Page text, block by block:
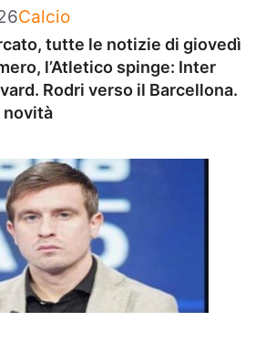
Categorie
Calcio
tutte le notizie di giovedì
l’Atletico spinge: Inter
Rodri verso il Barcellona.
novità